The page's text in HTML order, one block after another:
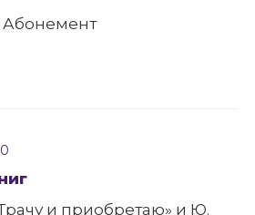
Абонемент
и приобретаю» и Ю.